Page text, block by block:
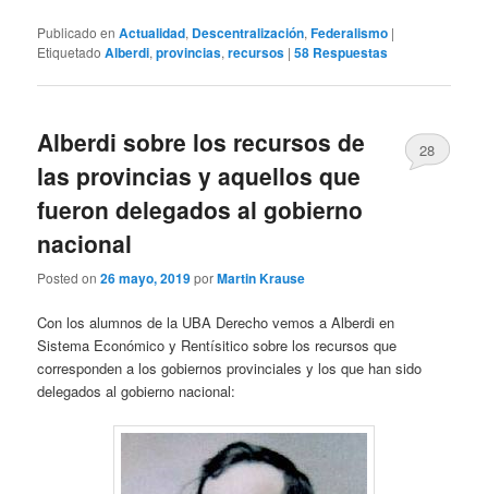
Publicado en Actualidad, Descentralización,Federalismo |
Etiquetado Alberdi,provincias,recursos |58 Respuestas
Alberdi sobre los recursos de
las provincias y aquellos que
fueron delegados al gobierno
nacional
Posted on26 mayo, 2019porMartin Krause
28
Con los alumnos de la UBA Derecho vemos a Alberdi en
Sistema Económico y Rentísitico sobre los recursos que
corresponden a los gobiernos provinciales y los que han sido
delegados al gobierno nacional: